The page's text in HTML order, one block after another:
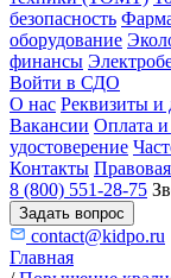
безопасность
оборудование
финансы
Войти в СДО
О нас Реквизиты и
Вакансии Оплата и
удостоверение
Контакты
8 (800) 551-28-75
Задать вопрос
contact@kidpo.ru
Главная